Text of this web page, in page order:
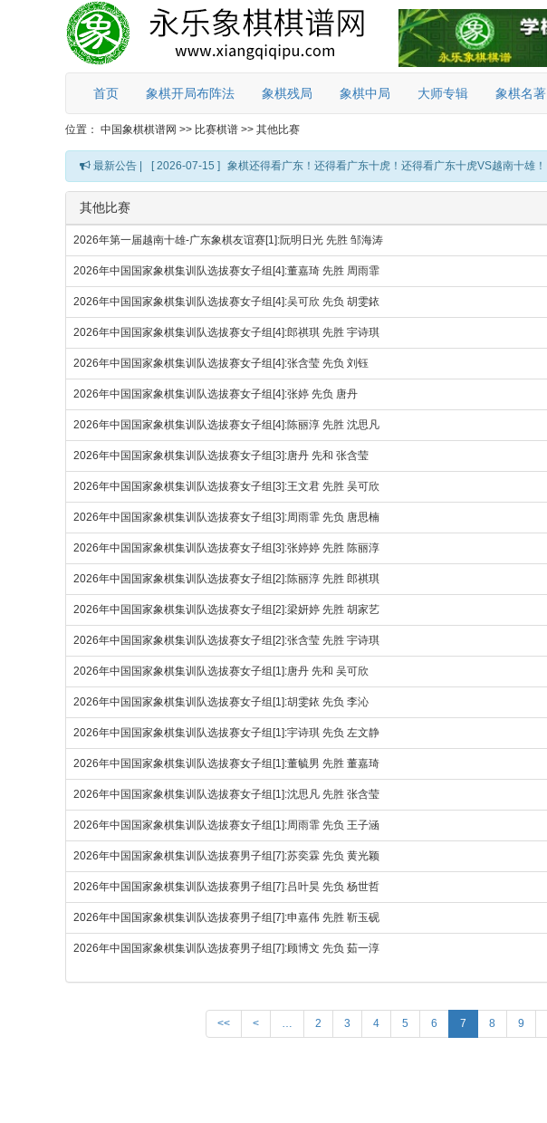
首页 象棋开局布阵法 象棋残局 象棋中局 大师专辑 象棋名著
位置： 中国象棋棋谱网 >> 比赛棋谱 >> 其他比赛
最新公告 | [ 2026-07-15 ] 象棋还得看广东！还得看广东十虎！还得看广东十虎VS越南十雄！
其他比赛
2026年第一届越南十雄-广东象棋友谊赛[1]:阮明日光 先胜 邹海涛
2026年中国国家象棋集训队选拔赛女子组[4]:董嘉琦 先胜 周雨霏
2026年中国国家象棋集训队选拔赛女子组[4]:吴可欣 先负 胡雯銥
2026年中国国家象棋集训队选拔赛女子组[4]:郎祺琪 先胜 宇诗琪
2026年中国国家象棋集训队选拔赛女子组[4]:张含莹 先负 刘钰
2026年中国国家象棋集训队选拔赛女子组[4]:张婷 先负 唐丹
2026年中国国家象棋集训队选拔赛女子组[4]:陈丽淳 先胜 沈思凡
2026年中国国家象棋集训队选拔赛女子组[3]:唐丹 先和 张含莹
2026年中国国家象棋集训队选拔赛女子组[3]:王文君 先胜 吴可欣
2026年中国国家象棋集训队选拔赛女子组[3]:周雨霏 先负 唐思楠
2026年中国国家象棋集训队选拔赛女子组[3]:张婷婷 先胜 陈丽淳
2026年中国国家象棋集训队选拔赛女子组[2]:陈丽淳 先胜 郎祺琪
2026年中国国家象棋集训队选拔赛女子组[2]:梁妍婷 先胜 胡家艺
2026年中国国家象棋集训队选拔赛女子组[2]:张含莹 先胜 宇诗琪
2026年中国国家象棋集训队选拔赛女子组[1]:唐丹 先和 吴可欣
2026年中国国家象棋集训队选拔赛女子组[1]:胡雯銥 先负 李沁
2026年中国国家象棋集训队选拔赛女子组[1]:宇诗琪 先负 左文静
2026年中国国家象棋集训队选拔赛女子组[1]:董毓男 先胜 董嘉琦
2026年中国国家象棋集训队选拔赛女子组[1]:沈思凡 先胜 张含莹
2026年中国国家象棋集训队选拔赛女子组[1]:周雨霏 先负 王子涵
2026年中国国家象棋集训队选拔赛男子组[7]:苏奕霖 先负 黄光颖
2026年中国国家象棋集训队选拔赛男子组[7]:吕叶昊 先负 杨世哲
2026年中国国家象棋集训队选拔赛男子组[7]:申嘉伟 先胜 靳玉砚
2026年中国国家象棋集训队选拔赛男子组[7]:顾博文 先负 茹一淳
<< < … 2 3 4 5 6 7 8 9